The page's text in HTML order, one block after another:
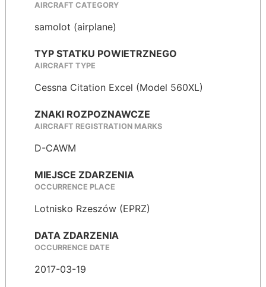
AIRCRAFT CATEGORY
samolot (airplane)
TYP STATKU POWIETRZNEGO
AIRCRAFT TYPE
Cessna Citation Excel (Model 560XL)
ZNAKI ROZPOZNAWCZE
AIRCRAFT REGISTRATION MARKS
D-CAWM
MIEJSCE ZDARZENIA
OCCURRENCE PLACE
Lotnisko Rzeszów (EPRZ)
DATA ZDARZENIA
OCCURRENCE DATE
2017-03-19